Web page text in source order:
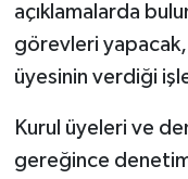
açıklamalarda
görevleri yapacak,
üyesinin verdiği
Kurul üyeleri ve
gereğince